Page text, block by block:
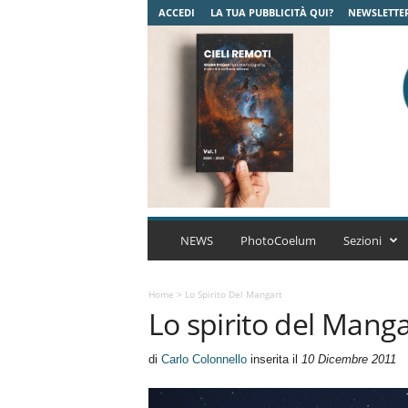
ACCEDI LA TUA PUBBLICITÀ QUI?
C
m
A
r
NEWS PhotoCoelum Sezioni
Home > Lo Spirito Del Mangart
Lo spirito del
di Carlo Colonnelloinserita il 10 Dicembre 2011